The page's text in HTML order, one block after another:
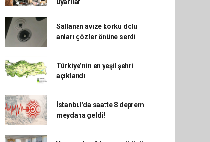
uyarılar
Sallanan avize korku dolu
anları gözler önüne serdi
Türkiye’nin en yeşil şehri
açıklandı
İstanbul'da saatte 8 deprem
meydana geldi!